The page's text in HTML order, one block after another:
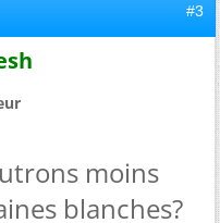
#3
moins
blanches?